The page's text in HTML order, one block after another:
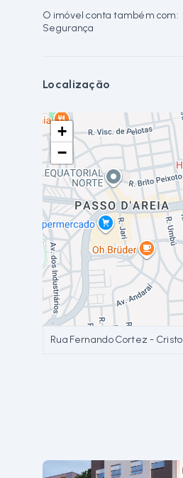
O imóvel conta também com:
Segurança
Localização
+
−
Rua Fernando Cortez -